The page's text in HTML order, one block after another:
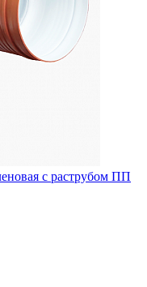
с раструбом ПП